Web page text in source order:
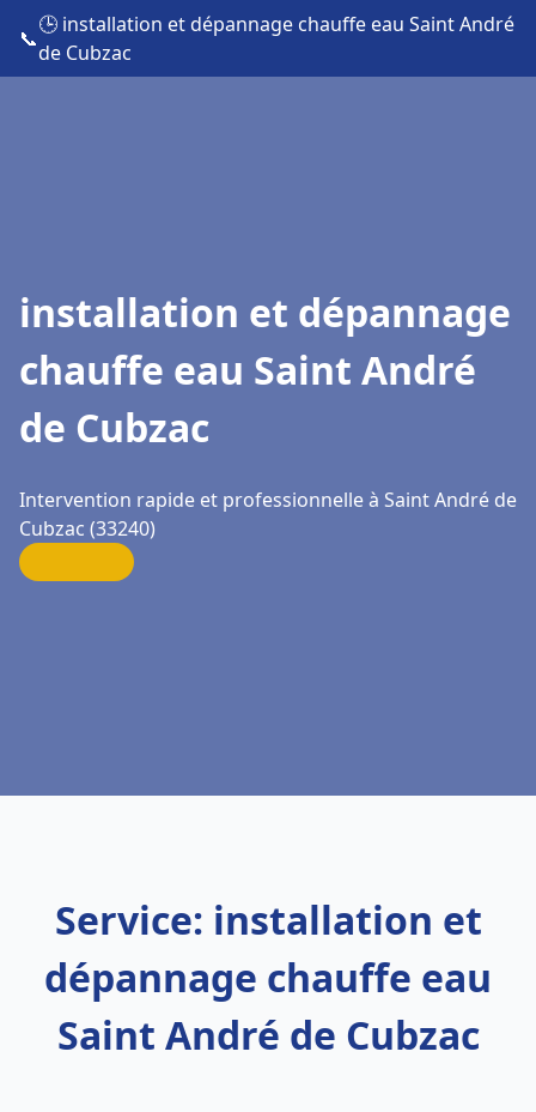
📞
🕒 installation et dépannage chauffe eau Saint André
de Cubzac
installation et dépannage
chauffe eau Saint André
de Cubzac
Intervention rapide et professionnelle à Saint André de
Cubzac (33240)
Service: installation et
dépannage chauffe eau
Saint André de Cubzac